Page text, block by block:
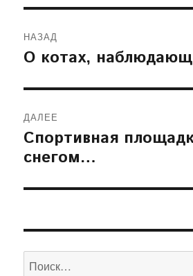
по
записям
НАЗАД
Предыдущая
О котах,
ДАЛЕЕ
Следующая
запись:
Спортивная
снегом…
Искать: